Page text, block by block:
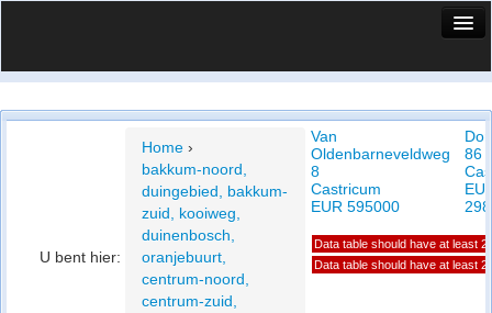
Vergelijk prijsposities - wijk
Privacy beleid
U bent hier:
Home ›
bakkum-noord,
duingebied, bakkum-
zuid, kooiweg,
duinenbosch,
oranjebuurt,
centrum-noord,
centrum-zuid,
Van
Oldenbarneveldweg
8
Castricum
EUR 595000
86
Data table should have at least 2
Data table should have at least 2